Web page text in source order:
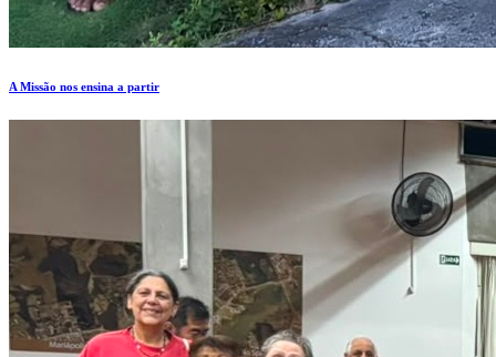
A Missão nos ensina a partir